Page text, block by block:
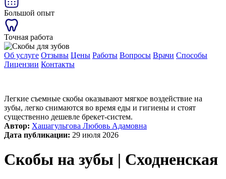
Большой опыт
Точная работа
Об услуге Отзывы Цены Работы Вопросы Врачи Способы
Лицензии Контакты
Легкие съемные скобы оказывают мягкое воздействие на
зубы, легко снимаются во время еды и гигиены и стоят
существенно дешевле брекет-систем.
Автор: Хашагульгова Любовь Адамовна
Дата публикации: 29 июля 2026
Скобы на зубы | Сходненская